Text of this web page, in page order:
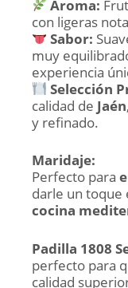
Aroma:
con ligeras
Sabor:
muy
experiencia
Selección
calidad de Jaén
y refinado.
Maridaje:
Perfecto para
darle un toque
cocina
Padilla 1808
perfecto para
calidad